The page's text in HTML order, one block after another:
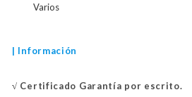
Varios
| Información
√ Certificado Garantía por escrito.